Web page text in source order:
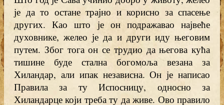
је да то остане трајно и корисно за спасење
других. Као што је он подражавао највеће
духовнике, желео је да и други иду његовим
путем. Због тога он се трудио да његова кућа
тишине буде стална богомоља везана за
Хиландар, али ипак независна. Он је написао
Правила за ту Испосницу, односно за
Хиландарце који треба ту да живе. Ово правило